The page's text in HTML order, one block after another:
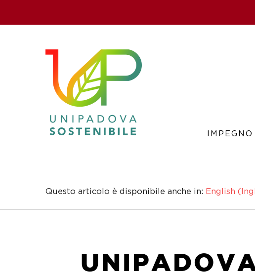
IMPEGNO
Questo articolo è disponibile anche in: English (